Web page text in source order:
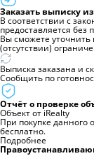
Заказать выписку
В соответствии с
предоставляется без
Вы сможете
(отсутствии)
Выписка заказана и
Сообщить по
Отчёт о проверке
Объект от iRealty
При покупке данного
бесплатно.
Подробнее